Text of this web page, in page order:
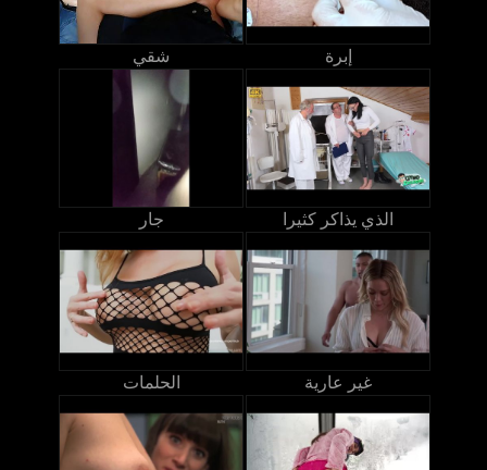
شقي إبرة
جار الذي يذاكر كثيرا
الحلمات غير عارية